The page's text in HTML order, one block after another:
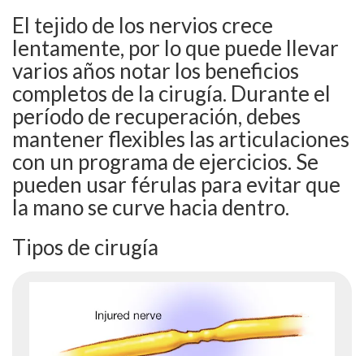
El tejido de los nervios crece
lentamente, por lo que puede llevar
varios años notar los beneficios
completos de la cirugía. Durante el
período de recuperación, debes
mantener flexibles las articulaciones
con un programa de ejercicios. Se
pueden usar férulas para evitar que
la mano se curve hacia dentro.
Tipos de cirugía